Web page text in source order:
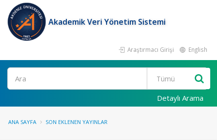
Akademik Veri Yönetim Sistemi
Araştırmacı Girişi English
Ara
Detaylı Arama
ANA SAYFA SON EKLENEN YAYINLAR